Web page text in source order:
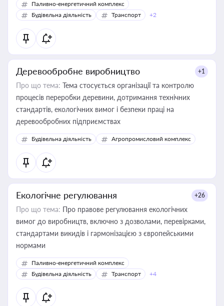
Паливно-енергетичний комплекс
Будівельна діяльність
Транспорт +2
Деревообробне виробництво +1
Про що тема: Тема стосується організації та контролю
процесів переробки деревини, дотримання технічних
стандартів, екологічних вимог і безпеки праці на
деревообробних підприємствах
Будівельна діяльність Агропромисловий комплекс
Екологічне регулювання +26
Про що тема: Про правове регулювання екологічних
вимог до виробництв, включно з дозволами, перевірками,
стандартами викидів і гармонізацією з європейськими
нормами
Паливно-енергетичний комплекс
Будівельна діяльність
Транспорт +4